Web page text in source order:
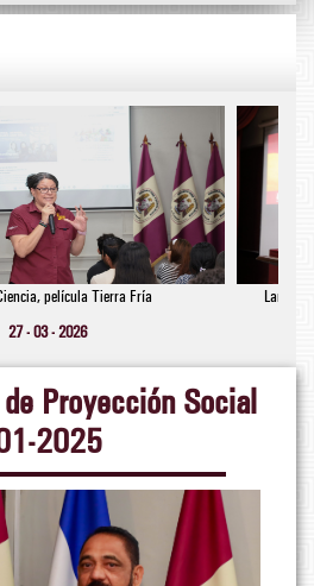
película Tierra Fría
27 - 03 - 2026
Proyección Social
2025